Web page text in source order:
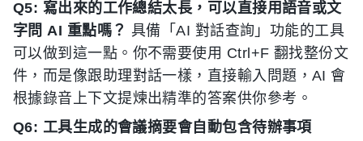
Q5: 寫出來的工作總結太長，可以直接用語音或文
字問 AI 重點嗎？ 具備「AI 對話查詢」功能的工具
可以做到這一點。你不需要使用 Ctrl+F 翻找整份文
件，而是像跟助理對話一樣，直接輸入問題，AI 會
根據錄音上下文提煉出精準的答案供你參考。
Q6: 工具生成的會議摘要會自動包含待辦事項